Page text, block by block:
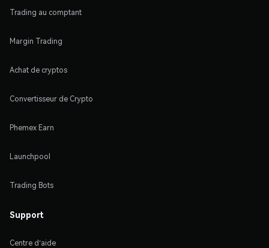
Trading au comptant
Margin Trading
Achat de cryptos
Convertisseur de Crypto
Phemex Earn
Launchpool
Trading Bots
Support
Centre d'aide